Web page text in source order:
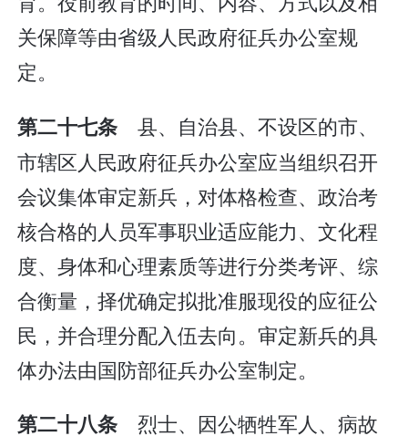
关保障等由省级人民政府征兵办公室规
定。
第二十七条 县、自治县、不设区的市、
市辖区人民政府征兵办公室应当组织召开
会议集体审定新兵，对体格检查、政治考
核合格的人员军事职业适应能力、文化程
度、身体和心理素质等进行分类考评、综
合衡量，择优确定拟批准服现役的应征公
民，并合理分配入伍去向。审定新兵的具
体办法由国防部征兵办公室制定。
第二十八条 烈士、因公牺牲军人、病故